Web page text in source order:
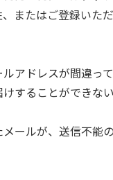
またはご登録いた
ルアドレスが間違
することができな
メールが、送信不